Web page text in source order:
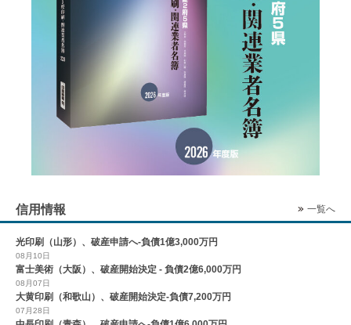
信用情報 一覧へ
光印刷（山形）、破産申請へ-負債1億3,000万円
08月10日
富士美術（大阪）、破産開始決定 - 負債2億6,000万円
08月07日
大黄印刷（和歌山）、破産開始決定-負債7,200万円
07月28日